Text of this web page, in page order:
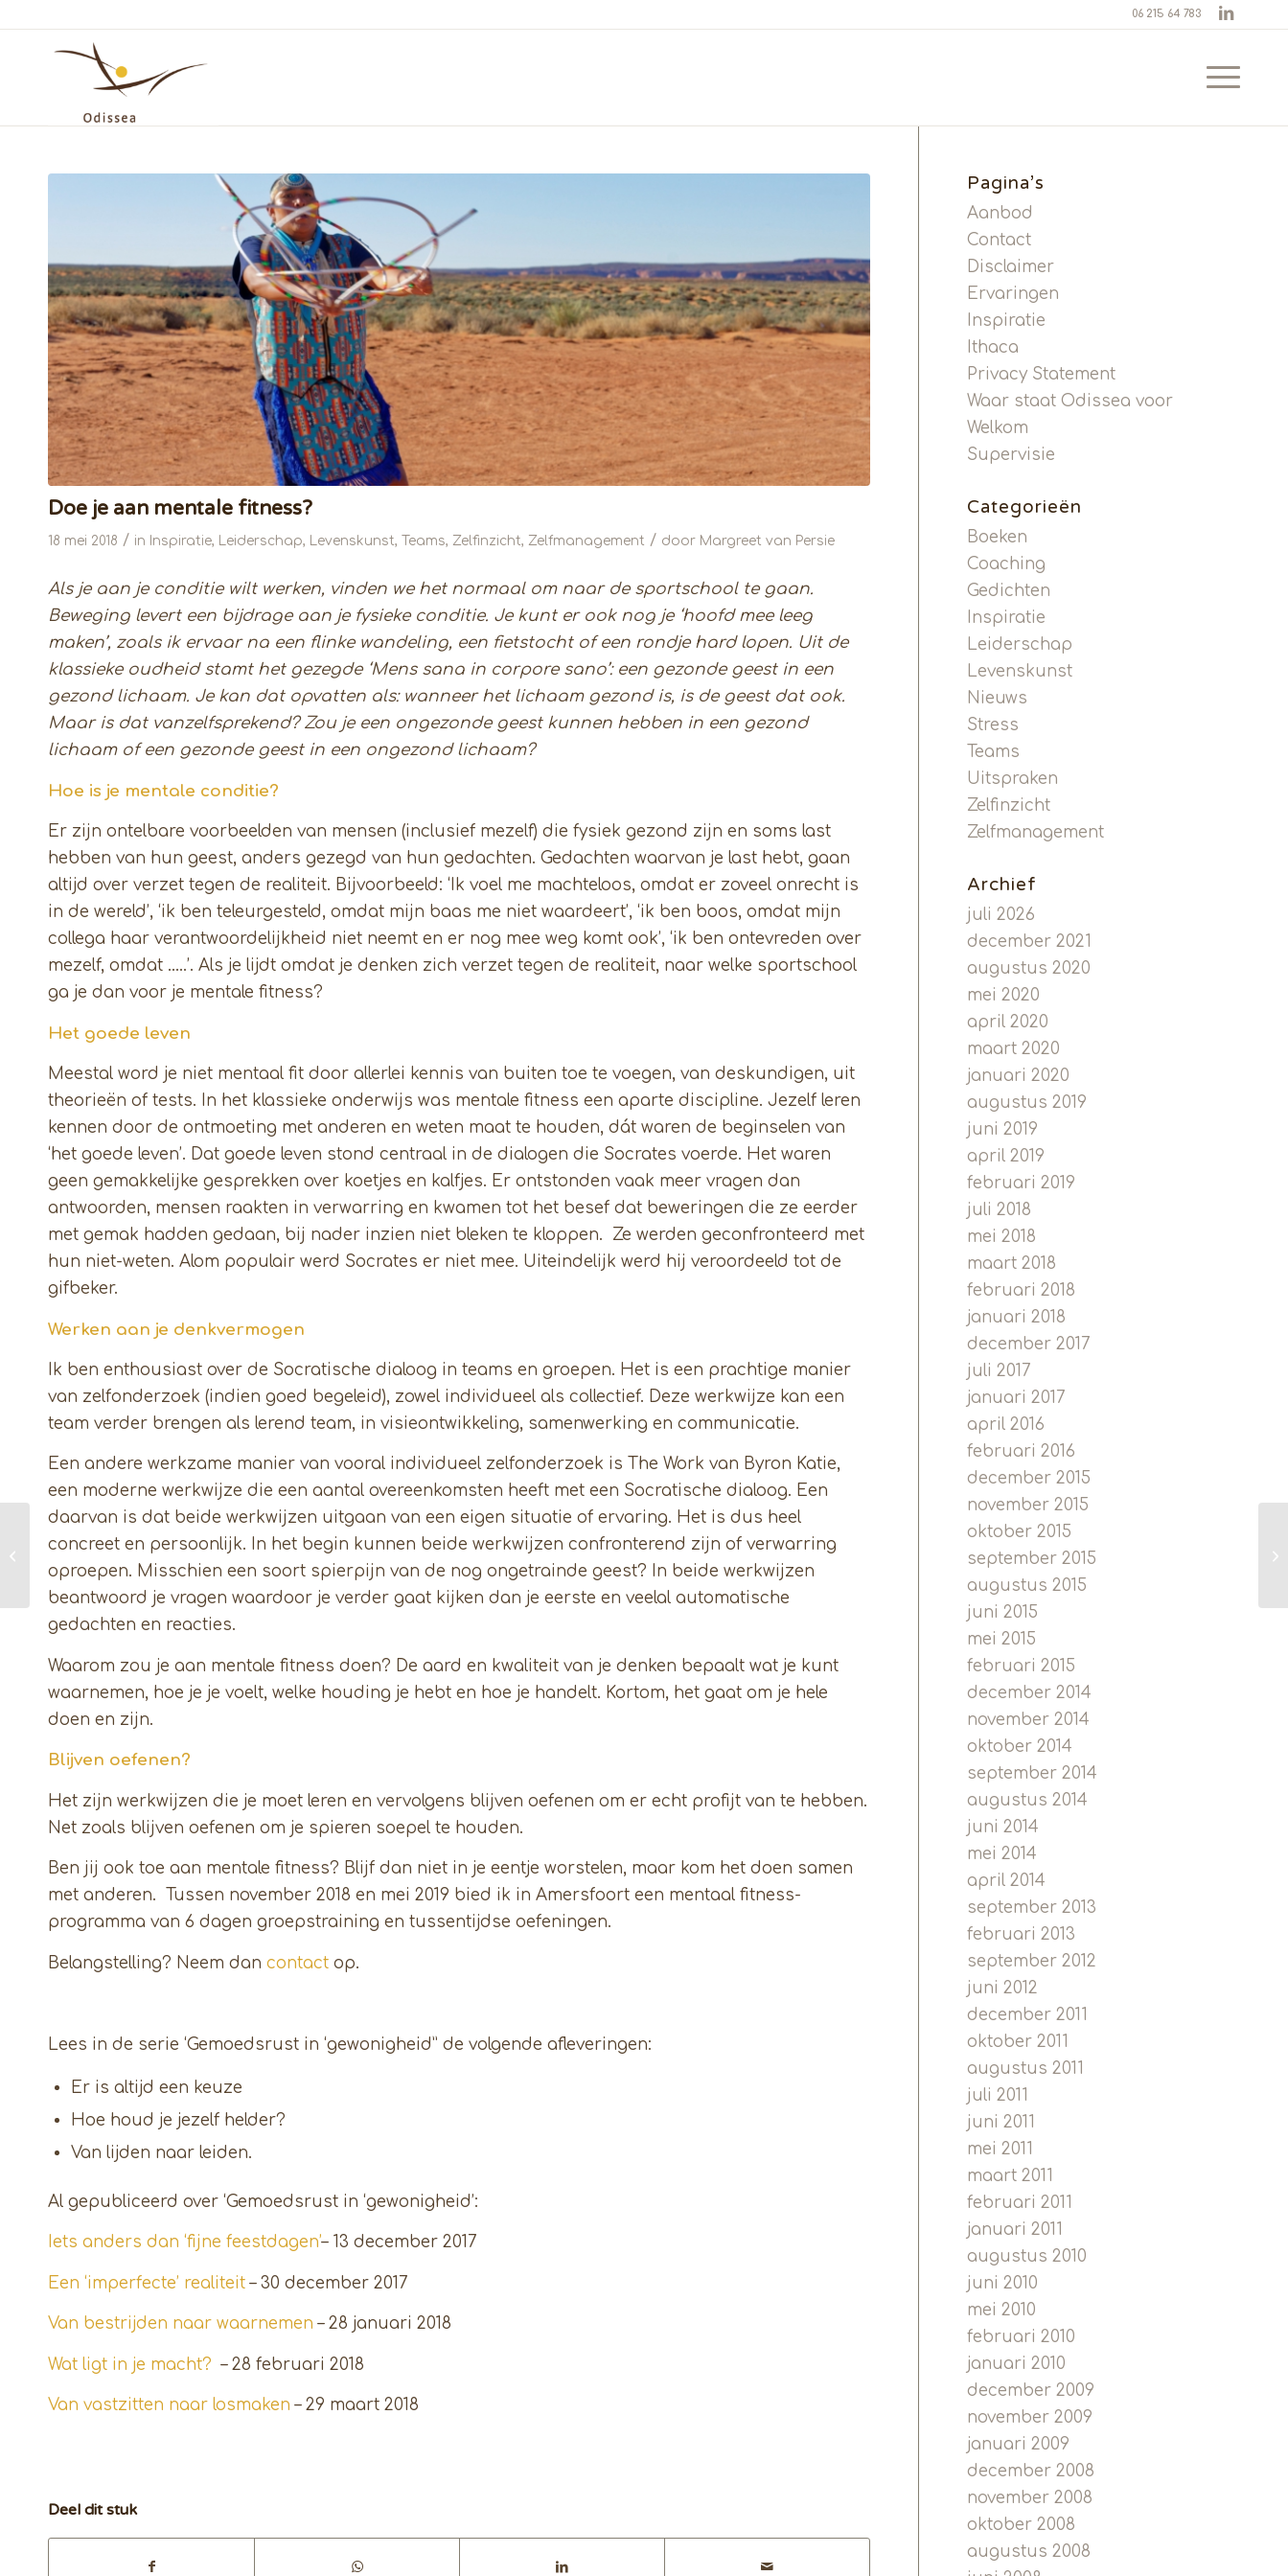
06 215 64 783
Doe je aan mentale fitness?
18 mei 2018 / in Inspiratie, Leiderschap, Levenskunst, Teams, Zelfinzicht, Zelfmanagement / door Margreet van Persie
Als je aan je conditie wilt werken, vinden we het normaal om naar de sportschool te gaan.
Beweging levert een bijdrage aan je fysieke conditie. Je kunt er ook nog je ‘hoofd mee leeg
maken’, zoals ik ervaar na een flinke wandeling, een fietstocht of een rondje hard lopen. Uit de
klassieke oudheid stamt het gezegde ‘Mens sana in corpore sano’: een gezonde geest in een
gezond lichaam. Je kan dat opvatten als: wanneer het lichaam gezond is, is de geest dat ook.
Maar is dat vanzelfsprekend? Zou je een ongezonde geest kunnen hebben in een gezond
lichaam of een gezonde geest in een ongezond lichaam?
Hoe is je mentale conditie?
Er zijn ontelbare voorbeelden van mensen (inclusief mezelf) die fysiek gezond zijn en soms last
hebben van hun geest, anders gezegd van hun gedachten. Gedachten waarvan je last hebt, gaan
altijd over verzet tegen de realiteit. Bijvoorbeeld: ‘Ik voel me machteloos, omdat er zoveel onrecht is
in de wereld’, ‘ik ben teleurgesteld, omdat mijn baas me niet waardeert’, ‘ik ben boos, omdat mijn
collega haar verantwoordelijkheid niet neemt en er nog mee weg komt ook’, ‘ik ben ontevreden over
mezelf, omdat …..’. Als je lijdt omdat je denken zich verzet tegen de realiteit, naar welke sportschool
ga je dan voor je mentale fitness?
Het goede leven
Meestal word je niet mentaal fit door allerlei kennis van buiten toe te voegen, van deskundigen, uit
theorieën of tests. In het klassieke onderwijs was mentale fitness een aparte discipline. Jezelf leren
kennen door de ontmoeting met anderen en weten maat te houden, dát waren de beginselen van
‘het goede leven’. Dat goede leven stond centraal in de dialogen die Socrates voerde. Het waren
geen gemakkelijke gesprekken over koetjes en kalfjes. Er ontstonden vaak meer vragen dan
antwoorden, mensen raakten in verwarring en kwamen tot het besef dat beweringen die ze eerder
met gemak hadden gedaan, bij nader inzien niet bleken te kloppen. Ze werden geconfronteerd met
hun niet-weten. Alom populair werd Socrates er niet mee. Uiteindelijk werd hij veroordeeld tot de
gifbeker.
Werken aan je denkvermogen
Ik ben enthousiast over de Socratische dialoog in teams en groepen. Het is een prachtige manier
van zelfonderzoek (indien goed begeleid), zowel individueel als collectief. Deze werkwijze kan een
team verder brengen als lerend team, in visieontwikkeling, samenwerking en communicatie.
Een andere werkzame manier van vooral individueel zelfonderzoek is The Work van Byron Katie,
een moderne werkwijze die een aantal overeenkomsten heeft met een Socratische dialoog. Een
daarvan is dat beide werkwijzen uitgaan van een eigen situatie of ervaring. Het is dus heel
concreet en persoonlijk. In het begin kunnen beide werkwijzen confronterend zijn of verwarring
oproepen. Misschien een soort spierpijn van de nog ongetrainde geest? In beide werkwijzen
beantwoord je vragen waardoor je verder gaat kijken dan je eerste en veelal automatische
gedachten en reacties.
Waarom zou je aan mentale fitness doen? De aard en kwaliteit van je denken bepaalt wat je kunt
waarnemen, hoe je je voelt, welke houding je hebt en hoe je handelt. Kortom, het gaat om je hele
doen en zijn.
Blijven oefenen?
Het zijn werkwijzen die je moet leren en vervolgens blijven oefenen om er echt profijt van te hebben.
Net zoals blijven oefenen om je spieren soepel te houden.
Ben jij ook toe aan mentale fitness? Blijf dan niet in je eentje worstelen, maar kom het doen samen
met anderen. Tussen november 2018 en mei 2019 bied ik in Amersfoort een mentaal fitness-
programma van 6 dagen groepstraining en tussentijdse oefeningen.
Belangstelling? Neem dan contact op.
Lees in de serie ‘Gemoedsrust in ‘gewonigheid” de volgende afleveringen:
Er is altijd een keuze
Hoe houd je jezelf helder?
Van lijden naar leiden.
Al gepubliceerd over ‘Gemoedsrust in ‘gewonigheid’:
Iets anders dan ‘fijne feestdagen’– 13 december 2017
Een ‘imperfecte’ realiteit – 30 december 2017
Van bestrijden naar waarnemen – 28 januari 2018
Wat ligt in je macht? – 28 februari 2018
Van vastzitten naar losmaken – 29 maart 2018
Deel dit stuk
Pagina’s
Aanbod
Contact
Disclaimer
Ervaringen
Inspiratie
Ithaca
Privacy Statement
Waar staat Odissea voor
Welkom
Supervisie
Categorieën
Boeken
Coaching
Gedichten
Inspiratie
Leiderschap
Levenskunst
Nieuws
Stress
Teams
Uitspraken
Zelfinzicht
Zelfmanagement
Archief
juli 2026
december 2021
augustus 2020
mei 2020
april 2020
maart 2020
januari 2020
augustus 2019
juni 2019
april 2019
februari 2019
juli 2018
mei 2018
maart 2018
februari 2018
januari 2018
december 2017
juli 2017
januari 2017
april 2016
februari 2016
december 2015
november 2015
oktober 2015
september 2015
augustus 2015
juni 2015
mei 2015
februari 2015
december 2014
november 2014
oktober 2014
september 2014
augustus 2014
juni 2014
mei 2014
april 2014
september 2013
februari 2013
september 2012
juni 2012
december 2011
oktober 2011
augustus 2011
juli 2011
juni 2011
mei 2011
maart 2011
februari 2011
januari 2011
augustus 2010
juni 2010
mei 2010
februari 2010
januari 2010
december 2009
november 2009
januari 2009
december 2008
november 2008
oktober 2008
augustus 2008
Van vastzitten naar
losmaken